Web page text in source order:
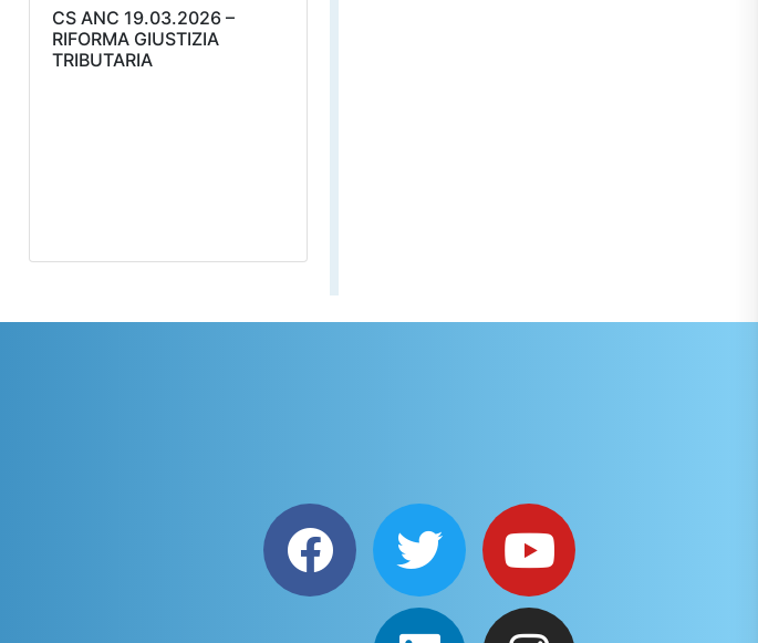
CS ANC 19.03.2026 –
RIFORMA GIUSTIZIA
TRIBUTARIA